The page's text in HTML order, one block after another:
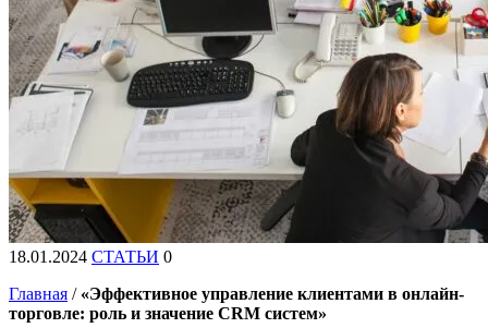
18.01.2024 СТАТЬИ 0
Главная / «Эффективное управление клиентами в онлайн-
торговле: роль и значение CRM систем»